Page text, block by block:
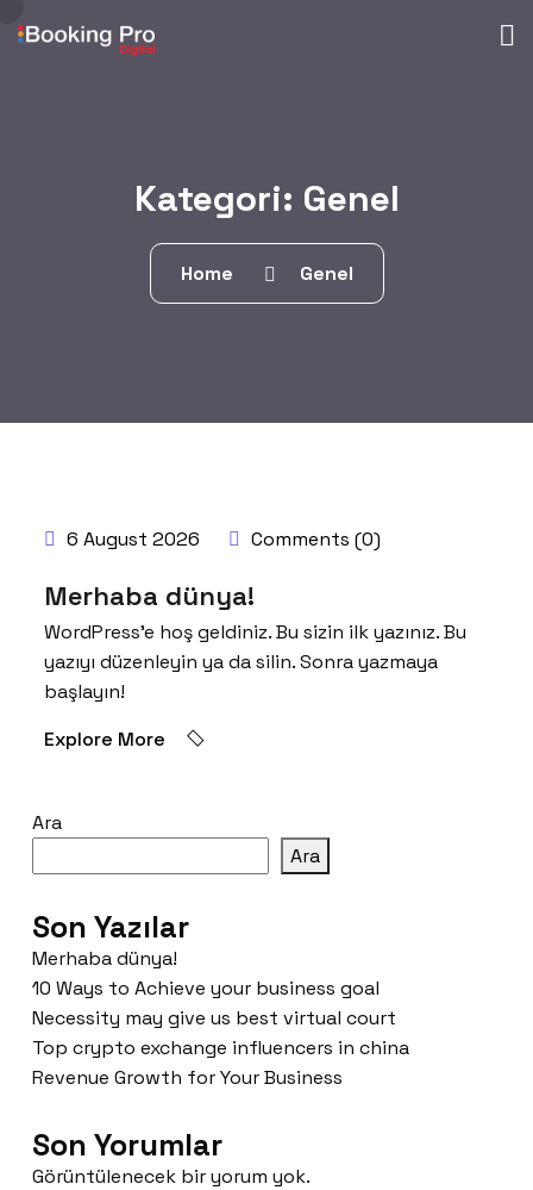
Kategori: Genel
Home Genel
6 August 2026 Comments (0)
Merhaba dünya!
WordPress’e hoş geldiniz. Bu sizin ilk yazınız. Bu
yazıyı düzenleyin ya da silin. Sonra yazmaya
başlayın!
Explore More
Ara
Ara
Son Yazılar
Merhaba dünya!
10 Ways to Achieve your business goal
Necessity may give us best virtual court
Top crypto exchange influencers in china
Revenue Growth for Your Business
Son Yorumlar
Görüntülenecek bir yorum yok.